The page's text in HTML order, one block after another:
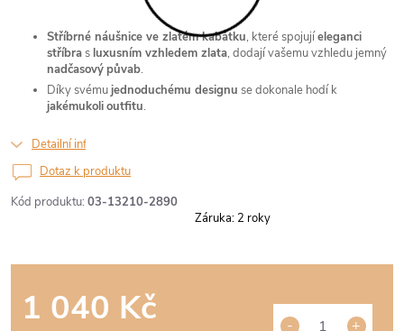
Kód produktu: 03-13210-2890
Stříbrné náušnice ve zlatém kabátku, které spojujíeleganci
stříbrasluxusním vzhledem zlata, dodají vašemu vzhledu jemný
nadčasovýpůvab.
Díky svémujednoduchému designu se dokonale hodí k
jakémukolioutfitu.
Detailní informace
1 040 Kč
Dotaz k produktu
Záruka: 2 roky